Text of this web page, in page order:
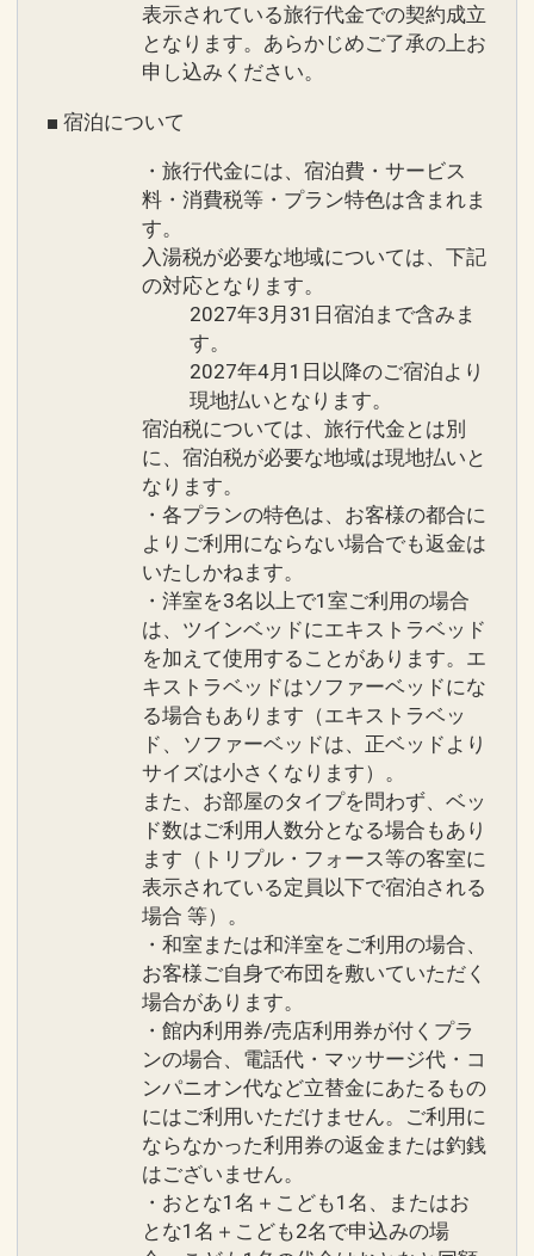
●ご到着時にウェルカムドリンク、おし
ぼりのサービス
ルのご利用可能
●シギラの雄大な海を望む「シギラビー
チサイドプール」のご利用可能
●女性のお客様は通常アメニティ＋スキ
ンケアセットをご用意
●ランドリールームご利用可能
※ベイサイド棟３・５・７Ｆにございま
●オリオンビール、さんぴん茶、ミネラ
ルウォーター各２本ずつご用意
●朝食をブランチに変更可能
※旅行代金に含まれます。
一部のレストランではドレスコードがご
ざいます。 ※詳細は現地にお問い合わせ
ください。
●「蜃気楼」短パン（膝上）、ビーチサ
ンダルなどでのご来店はご遠慮くださ
「シギラ タートルベイ」ビーチサンダル
などでのご来店はご遠慮ください。
●館内のパブリックスペースでは、ワン
ポイントタトゥーを含むすべての入れ墨
の露出をご遠慮いただいております。
●バスローブ、パジャマ、スリッパ、タ
オル類は客室内のみのご利用とさせてい
ただいております。
設定期間：2026年4月1日～2026年11月
インターネットコース番号：DP-1-
17263381
●アニバーサリー特典
【１】ハネムーン・挙式のお客様（ご本
【２】ご結婚記念日
【４】金婚式、銀婚式
【５】定年退職
【６】還暦、古希、喜寿、傘寿、米寿、
卒寿、白寿
例えば、ハネムーン／挙式のお客様へ
・対象のお客様にオリジナルフォトフレ
ームをご用意
・ご到着時お部屋にホテルオリジナルギ
フトセットをご用意
※詳細はお問い合わせください。
※旅行代金に含まれます。
ホテルシギラミラージュ ホテルからのお
もてなし２
●ご到着、ご出発時の駐車場バレーサー
●ご到着時にウェルカムドリンク、おし
ぼりのサービス
●隣接された２つのラグジュアリープー
ルのご利用可能
●シギラの雄大な海を望む「シギラビー
チサイドプール」のご利用可能
●女性のお客様は通常アメニティ＋スキ
ンケアセットをご用意
●ランドリールームご利用可能
※ベイサイド棟３・５・７Ｆにございま
●オリオンビール、さんぴん茶、ミネラ
ルウォーター各２本ずつご用意
●朝食をブランチに変更可能
※旅行代金に含まれます。
表示されている旅行代金での契約成立
となります。あらかじめご了承の上お
申し込みください。
■ 宿泊について
・旅行代金には、宿泊費・サービス
料・消費税等・プラン特色は含まれま
す。
入湯税が必要な地域については、下記
の対応となります。
2027年3月31日宿泊まで含みま
す。
2027年4月1日以降のご宿泊より
現地払いとなります。
宿泊税については、旅行代金とは別
に、宿泊税が必要な地域は現地払いと
なります。
・各プランの特色は、お客様の都合に
よりご利用にならない場合でも返金は
いたしかねます。
・洋室を3名以上で1室ご利用の場合
は、ツインベッドにエキストラベッド
を加えて使用することがあります。エ
キストラベッドはソファーベッドにな
る場合もあります（エキストラベッ
ド、ソファーベッドは、正ベッドより
サイズは小さくなります）。
また、お部屋のタイプを問わず、ベッ
ド数はご利用人数分となる場合もあり
ます（トリプル・フォース等の客室に
表示されている定員以下で宿泊される
場合 等）。
・和室または和洋室をご利用の場合、
お客様ご自身で布団を敷いていただく
場合があります。
・館内利用券/売店利用券が付くプラ
ンの場合、電話代・マッサージ代・コ
ンパニオン代など立替金にあたるもの
にはご利用いただけません。ご利用に
ならなかった利用券の返金または釣銭
はございません。
・おとな1名＋こども1名、またはお
とな1名＋こども2名で申込みの場